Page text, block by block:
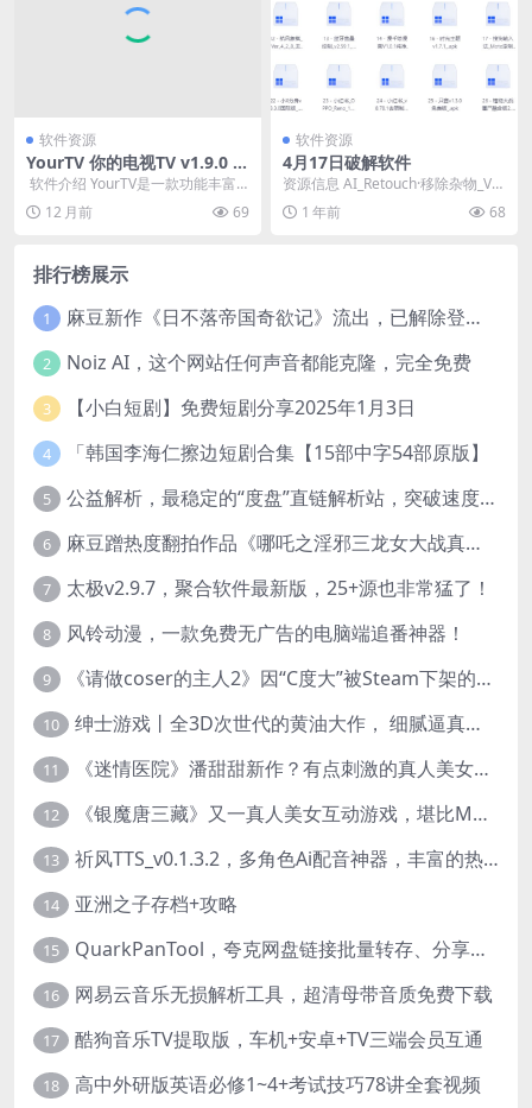
软件资源
YourTV 你的电视TV v1.9.0 清
爽版
​ 软件介绍 YourTV是一款功能丰富
的直播软件，让您可以在手机上观
看地方以及...
12 月前 69
软件资源
4月17日破解软件
资源信息 AI_Retouch·移除杂物_Ver
_1_231_58_高级版 资源...
1 年前 68
排行榜展示
1 麻豆新作《日不落帝国奇欲记》流出，已解除登录验证！
2 Noiz AI，这个网站任何声音都能克隆，完全免费
3 【小白短剧】免费短剧分享2025年1月3日
4 「韩国李海仁擦边短剧合集【15部中字54部原版】
5 公益解析，最稳定的“度盘”直链解析站，突破速度限制
6 麻豆蹭热度翻拍作品《哪吒之淫邪三龙女大战真阳魔童》 已上线
7 太极v2.9.7，聚合软件最新版，25+源也非常猛了！
8 风铃动漫，一款免费无广告的电脑端追番神器！
9 《请做coser的主人2》因“C度大”被Steam下架的真人美女互动游戏！
10 绅士游戏丨全3D次世代的黄油大作， 细腻逼真的双人互动狂想曲！
11 《迷情医院》潘甜甜新作？有点刺激的真人美女互动游戏
12 《银魔唐三藏》又一真人美女互动游戏，堪比M豆！
13 祈风TTS_v0.1.3.2，多角色Ai配音神器，丰富的热门音色
14 亚洲之子存档+攻略
15 QuarkPanTool，夸克网盘链接批量转存、分享和下载工具
16 网易云音乐无损解析工具，超清母带音质免费下载
17 酷狗音乐TV提取版，车机+安卓+TV三端会员互通
18 高中外研版英语必修1~4+考试技巧78讲全套视频